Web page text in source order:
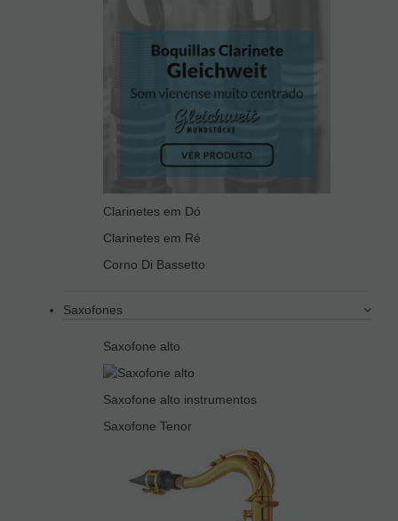
Clarinetes em Dó
Clarinetes em Ré
Corno Di Bassetto
Saxofones
Saxofone alto
Saxofone alto instrumentos
Saxofone Tenor